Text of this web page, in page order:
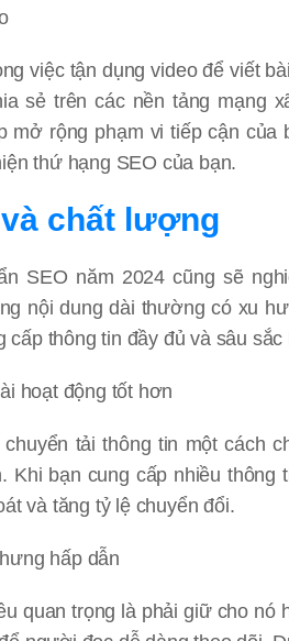
việc tận dụng video để viết
sẻ trên các nền tảng mạng
mở rộng phạm vi tiếp cận
thứ hạng SEO của bạn.
chất lượng
SEO năm 2024 cũng sẽ
nội dung dài thường có xu
cấp thông tin đầy đủ và sâu
hoạt động tốt hơn
chuyển tải thông tin một cách
Khi bạn cung cấp nhiều
và tăng tỷ lệ chuyển đổi.
hấp dẫn
quan trọng là phải giữ cho